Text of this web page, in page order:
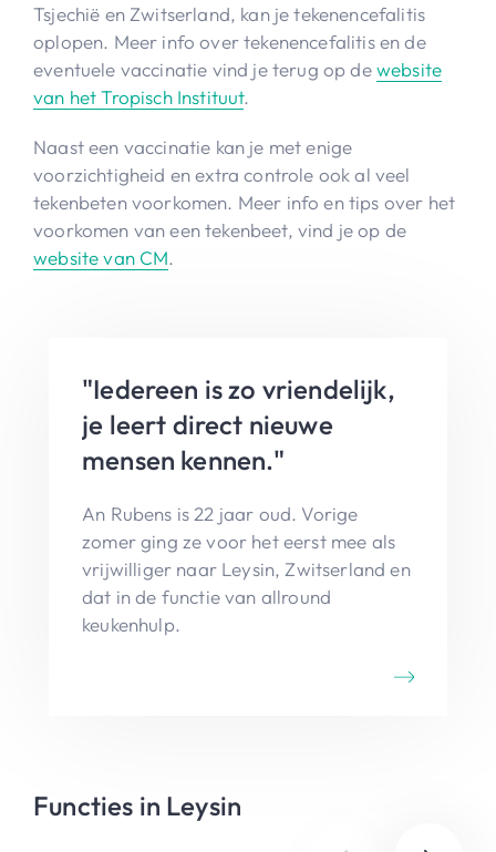
Tsjechië en Zwitserland, kan je tekenencefalitis
oplopen. Meer info over tekenencefalitis en de
eventuele vaccinatie vind je terug op dewebsite
van het Tropisch Instituut.
Naast een vaccinatie kan je met enige
voorzichtigheid en extra controle ook al veel
tekenbeten voorkomen. Meer info en tips over het
voorkomen van een tekenbeet, vind je op de
website van CM.
"Iedereen is zo vriendelijk,
je leert direct nieuwe
mensen kennen."
An Rubens is 22 jaar oud. Vorige
zomer ging ze voor het eerst mee als
vrijwilliger naar Leysin, Zwitserland en
dat in de functie van allround
keukenhulp.
Functies in Leysin